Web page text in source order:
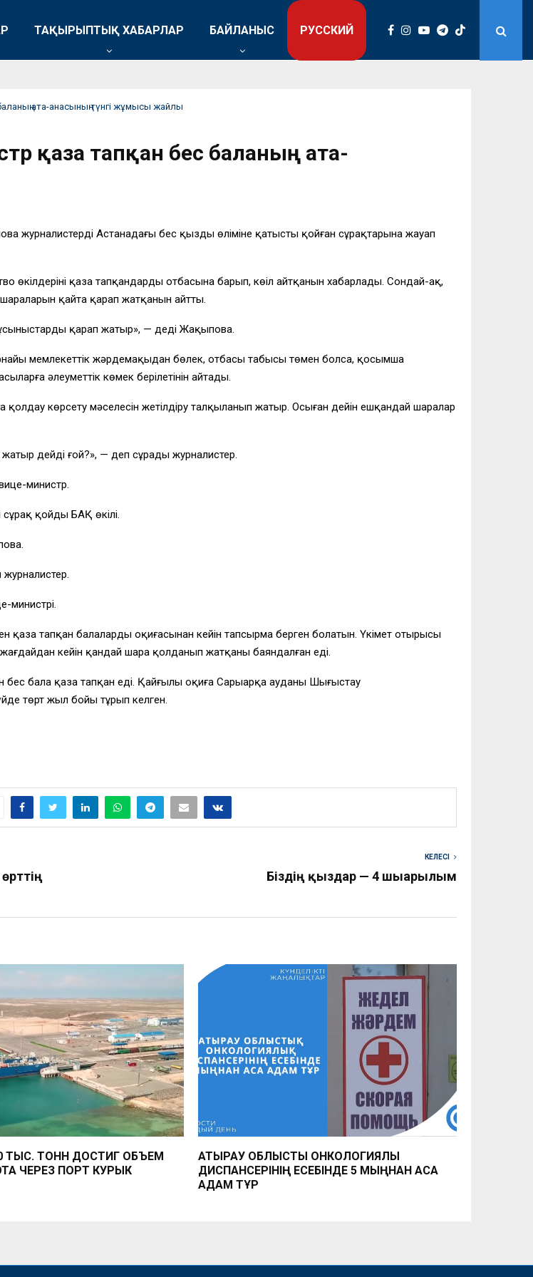
ТАҚЫРЫПТЫҚ ХАБАРЛАР БАЙЛАНЫС РУССКИЙ
ата-анасының түнгі жұмысы жайлы
қаза тапқан бес баланың ата-
журналистердің Астанадағы бес қыздың өліміне қатысты қойған сұрақтарына жауап
қаза тапқандардың отбасына барып, көңіл айтқанын хабарлады. Сондай-ақ,
қайта қарап жатқанын айтты.
ұсыныстарды қарап жатыр», — деді Жақыпова.
мемлекеттік жәрдемақыдан бөлек, отбасы табысы төмен болса, қосымша
әлеуметтік көмек берілетінін айтады.
қолдау көрсету мәселесін жетілдіру талқыланып жатыр. Осыған дейін ешқандай шаралар
дейді ғой?», — деп сұрады журналистер.
министр.
қойды БАҚ өкілі.
министрі.
тапқан балалардың оқиғасынан кейін тапсырма берген болатын. Үкімет отырысы
жағдайдан кейін қандай шара қолданып жатқаны баяндалған еді.
бала қаза тапқан еді. Қайғылы оқиға Сарыарқа ауданы Шыңғыстау
төрт жыл бойы тұрып келген.
КЕЛЕСІ
Біздің қыздар — 4 шығарылым
ТЫС. ТОНН ДОСТИГ ОБЪЕМ
ЧЕРЕЗ ПОРТ КУРЫК
АТЫРАУ ОБЛЫСТЫҚ ОНКОЛОГИЯЛЫҚ
ДИСПАНСЕРІНІҢ ЕСЕБІНДЕ 5 МЫҢНАН АСА
АДАМ ТҰР